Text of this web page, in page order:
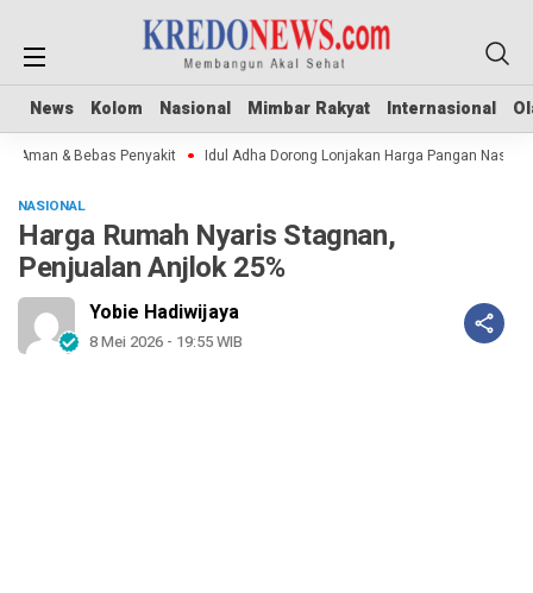
News Kolom Nasional Mimbar Rakyat Internasional
News Kolom Nasional Mimbar Rakyat Internasional
& Bebas Penyakit Idul Adha Dorong Lonjakan Harga Pangan Nasional
NASIONAL
Harga Rumah Nyaris Stagnan,
Penjualan Anjlok 25%
Yobie Hadiwijaya
8 Mei 2026 - 19:55 WIB